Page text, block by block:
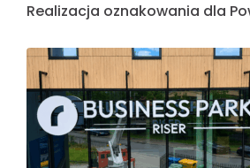
Realizacja oznakowania dla